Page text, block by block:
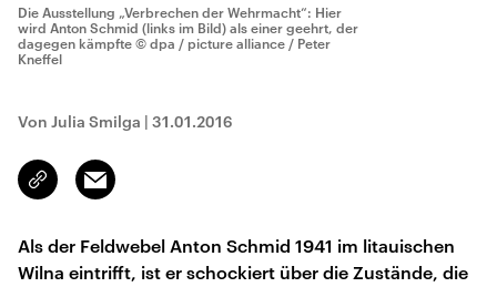
Die Ausstellung „Verbrechen der Wehrmacht“: Hier
wird Anton Schmid (links im Bild) als einer geehrt, der
dagegen kämpfte © dpa / picture alliance / Peter
Kneffel
Von Julia Smilga | 31.01.2016
Link
kopieren/teilen
Email
Als der Feldwebel Anton Schmid 1941 im litauischen
Wilna eintrifft, ist er schockiert über die Zustände, die